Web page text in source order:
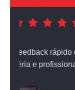
Atendimento
não deixou